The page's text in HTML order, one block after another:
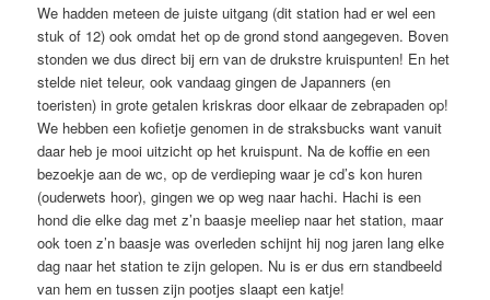
We hadden meteen de juiste uitgang (dit station had er wel een
stuk of 12) ook omdat het op de grond stond aangegeven. Boven
stonden we dus direct bij ern van de drukstre kruispunten! En het
stelde niet teleur, ook vandaag gingen de Japanners (en
toeristen) in grote getalen kriskras door elkaar de zebrapaden op!
We hebben een kofietje genomen in de straksbucks want vanuit
daar heb je mooi uitzicht op het kruispunt. Na de koffie en een
bezoekje aan de wc, op de verdieping waar je cd’s kon huren
(ouderwets hoor), gingen we op weg naar hachi. Hachi is een
hond die elke dag met z’n baasje meeliep naar het station, maar
ook toen z’n baasje was overleden schijnt hij nog jaren lang elke
dag naar het station te zijn gelopen. Nu is er dus ern standbeeld
van hem en tussen zijn pootjes slaapt een katje!